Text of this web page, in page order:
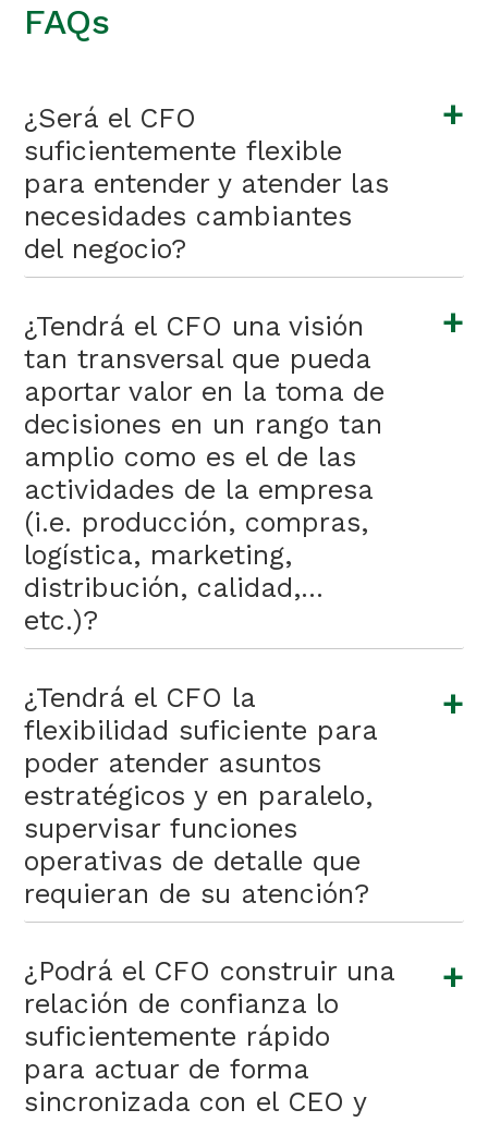
FAQs
¿Será el CFO
suficientemente flexible
para entender y atender las
necesidades cambiantes
del negocio?
+
¿Tendrá el CFO una visión
tan transversal que pueda
aportar valor en la toma de
decisiones en un rango tan
amplio como es el de las
actividades de la empresa
(i.e. producción, compras,
logística, marketing,
distribución, calidad,…
etc.)?
+
¿Tendrá el CFO la
flexibilidad suficiente para
poder atender asuntos
estratégicos y en paralelo,
supervisar funciones
operativas de detalle que
requieran de su atención?
+
¿Podrá el CFO construir una
relación de confianza lo
suficientemente rápido
para actuar de forma
sincronizada con el CEO y
+